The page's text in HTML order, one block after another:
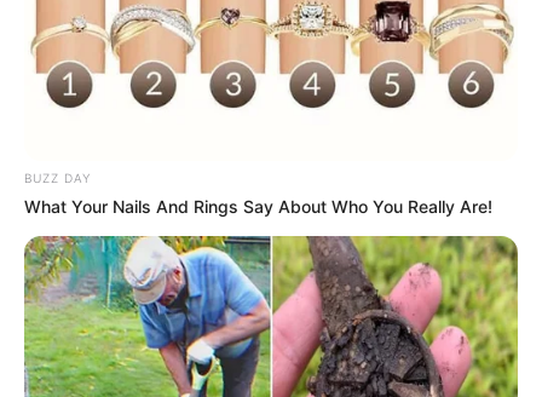
Comissão de Inquérito é aberta na
Câmara para apurar possíveis
falhas na execução de obra
municipal
A CEI tem 90 dias para elaborar um relatório, que será
levado ao Plenário e apresentado aos vereadores.
BUZZ DAY
What Your Nails And Rings Say About Who You Really Are!